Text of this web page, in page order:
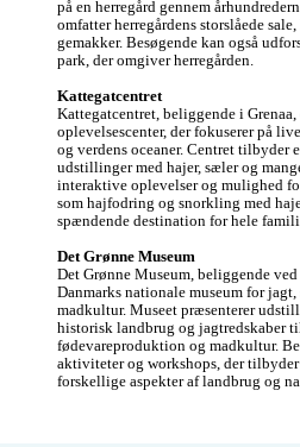
på en herregård gennem
omfatter herregårdens storslåede
gemakker. Besøgende kan også
park, der omgiver herregården.
Kattegatcentret
Kattegatcentret, beliggende i
oplevelsescenter, der fokuserer på
og verdens oceaner. Centret tilbyder
udstillinger med hajer, sæler og
interaktive oplevelser og mulighed
som hajfodring og snorkling med
spændende destination for hele
Det Grønne Museum
Det Grønne Museum, beliggende
Danmarks nationale museum for
madkultur. Museet præsenterer
historisk landbrug og jagtredskaber
fødevareproduktion og madkultur.
aktiviteter og workshops, der
forskellige aspekter af landbrug og